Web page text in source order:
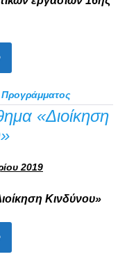
«Διοίκηση
2019
Κινδύνου»